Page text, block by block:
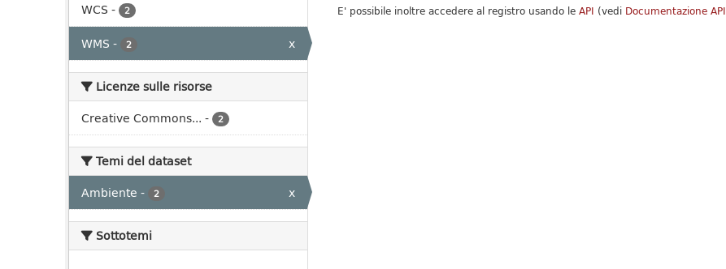
WCS - 2
WMS - 2 x
Licenze sulle risorse
Creative Commons... - 2
Temi del dataset
Ambiente - 2 x
Sottotemi
E' possibile inoltre accedere al registro usando le API (vedi Documentazione API